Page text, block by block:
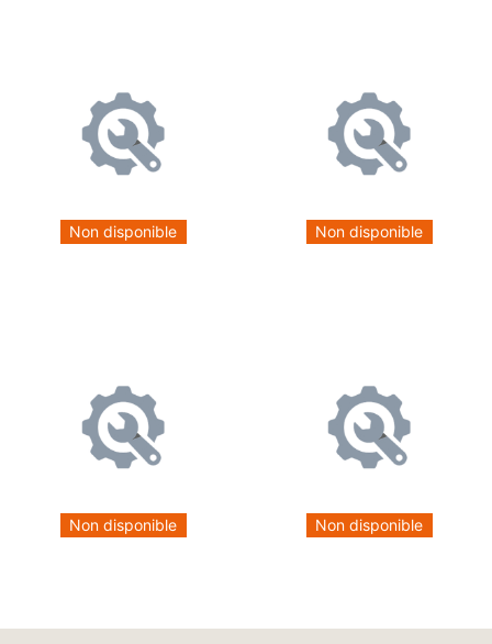
Non disponible Non disponible
Non disponible Non disponible